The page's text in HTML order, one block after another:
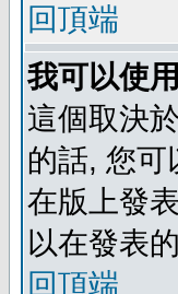
回頂端
我可以使
這個取決
的話, 您
在版上發
以在發表
回頂端